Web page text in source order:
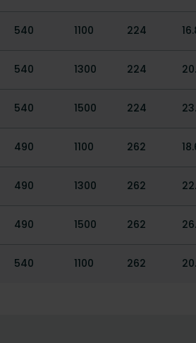
540 1100 224
540 1300 224
540 1500 224
490 1100 262
490 1300 262
490 1500 262
540 1100 262